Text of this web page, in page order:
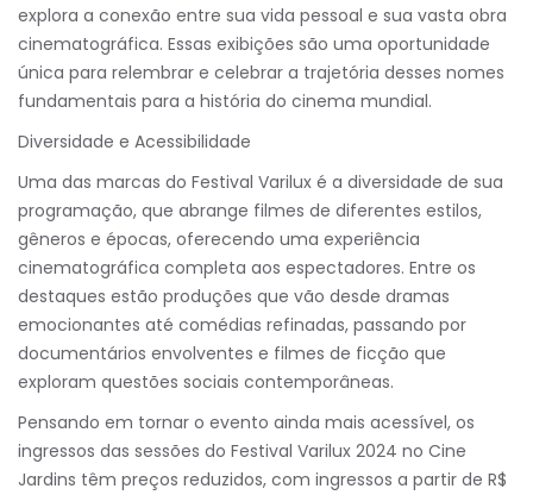
explora a conexão entre sua vida pessoal e sua vasta obra
cinematográfica. Essas exibições são uma oportunidade
única para relembrar e celebrar a trajetória desses nomes
fundamentais para a história do cinema mundial.
Diversidade e Acessibilidade
Uma das marcas do Festival Varilux é a diversidade de sua
programação, que abrange filmes de diferentes estilos,
gêneros e épocas, oferecendo uma experiência
cinematográfica completa aos espectadores. Entre os
destaques estão produções que vão desde dramas
emocionantes até comédias refinadas, passando por
documentários envolventes e filmes de ficção que
exploram questões sociais contemporâneas.
Pensando em tornar o evento ainda mais acessível, os
ingressos das sessões do Festival Varilux 2024 no Cine
Jardins têm preços reduzidos, com ingressos a partir de R$